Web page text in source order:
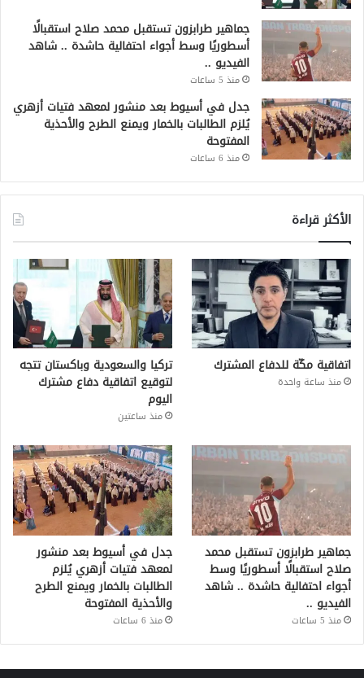
جماهير طرابزون تستقبل محمد صلاح استقبالًا
أسطوريًا وسط أجواء احتفالية حاشدة .. شاهد
الفيديو ..
منذ 5 ساعات
جدل في أسيوط بعد منشور لمعهد فتيات أزهري
يُلزم الطالبات بالخمار ويمنع الطرح والأحذية
المفتوحة
منذ 6 ساعات
الأكثر قراءة
اتفاقية مكّة للدفاع المشترك
منذ ساعة واحدة
تركيا والسعودية وباكستان تتجه
لتوقيع اتفاقية دفاع مشترك
اليوم
منذ ساعتين
جماهير طرابزون تستقبل محمد
صلاح استقبالًا أسطوريًا وسط
أجواء احتفالية حاشدة .. شاهد
الفيديو ..
منذ 5 ساعات
جدل في أسيوط بعد منشور
لمعهد فتيات أزهري يُلزم
الطالبات بالخمار ويمنع الطرح
والأحذية المفتوحة
منذ 6 ساعات